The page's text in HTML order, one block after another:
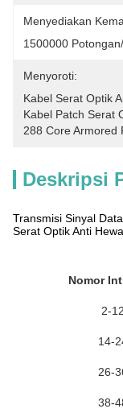
Menyediakan
1500000
Menyoroti:
Kabel Serat Optik
Kabel Patch Serat
288 Core Armored
Deskripsi
Transmisi Sinyal
Serat Optik Anti
Nomor
2-12
14-
26-
38-